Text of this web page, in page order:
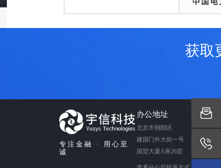
获取
专注金融 · 用心至
诚
办公地址
北京市朝阳区
建国门外大街一号
国贸大厦A座26层